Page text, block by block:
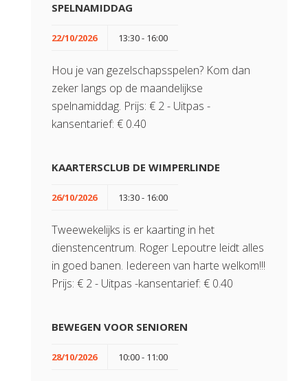
SPELNAMIDDAG
22/10/2026 13:30 - 16:00
Hou je van gezelschapsspelen? Kom dan
zeker langs op de maandelijkse
spelnamiddag. Prijs: € 2 - Uitpas -
kansentarief: € 0.40
KAARTERSCLUB DE WIMPERLINDE
26/10/2026 13:30 - 16:00
Tweewekelijks is er kaarting in het
dienstencentrum. Roger Lepoutre leidt alles
in goed banen. Iedereen van harte welkom!!!
Prijs: € 2 - Uitpas -kansentarief: € 0.40
BEWEGEN VOOR SENIOREN
28/10/2026 10:00 - 11:00